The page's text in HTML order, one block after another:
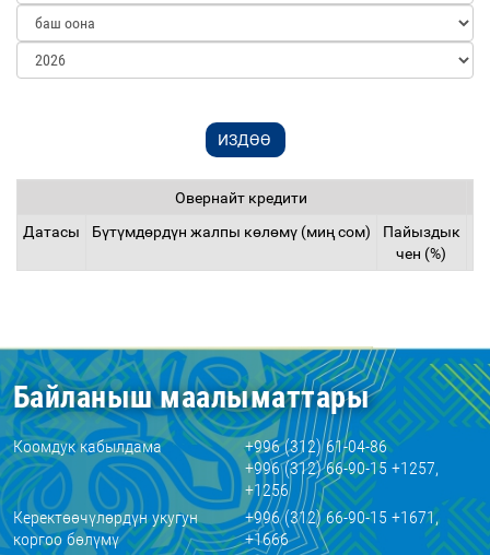
Овернайт кредити
Датасы
Бүтүмдөрдүн жалпы көлөмү (миң сом)
Пайыздык
чен (%)
Байланыш маалыматтары
Коомдук кабылдама
+996 (312) 61-04-86
+996 (312) 66-90-15 +1257,
+1256
Керектөөчүлөрдүн укугун
коргоо бөлүмү
+996 (312) 66-90-15 +1671,
+1666